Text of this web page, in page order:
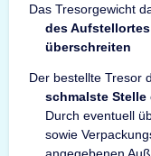
Das Tresorgewicht
des
überschreiten
Der bestellte Tresor
schmalste Stelle
Durch eventuell
sowie
angegebenen